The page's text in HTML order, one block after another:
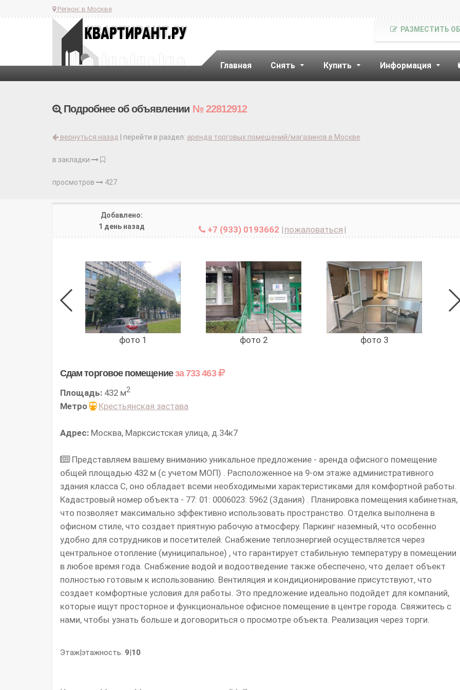
Регион: в Москве
Главная Снять Купить Информация
РАЗМЕСТИТЬ
Подробнее об объявлении № 22812912
вернуться назад | перейти в раздел: аренда торговых помещений/магазинов в Москве
в закладки
просмотров 427
Добавлено:
1 день назад
+7 (933) 0193662 | пожаловаться |
фото 1 фото 2 фото 3
Сдам торговое помещениеза 733 463
Площадь: 432 м2
Метро Крестьянская застава
Адрес: Москва, Марксистская улица, д.34к7
Представляем вашему вниманию уникальное предложение - аренда офисного помещение
общей площадью 432 м (с учетом МОП) . Расположенное на 9-ом этаже административного
здания класса C, оно обладает всеми необходимыми характеристиками для комфортной работы.
Кадастровый номер объекта - 77: 01: 0006023: 5962 (Здания) . Планировка помещения кабинетная,
что позволяет максимально эффективно использовать пространство. Отделка выполнена в
офисном стиле, что создает приятную рабочую атмосферу. Паркинг наземный, что особенно
удобно для сотрудников и посетителей. Снабжение теплоэнергией осуществляется через
центральное отопление (муниципальное) , что гарантирует стабильную температуру в помещении
в любое время года. Снабжение водой и водоотведение также обеспечено, что делает объект
полностью готовым к использованию. Вентиляция и кондиционирование присутствуют, что
создает комфортные условия для работы. Это предложение идеально подойдет для компаний,
которые ищут просторное и функциональное офисное помещение в центре города. Свяжитесь с
нами, чтобы узнать больше и договориться о просмотре объекта. Реализация через торги.
Этаж|этажность: 9|10